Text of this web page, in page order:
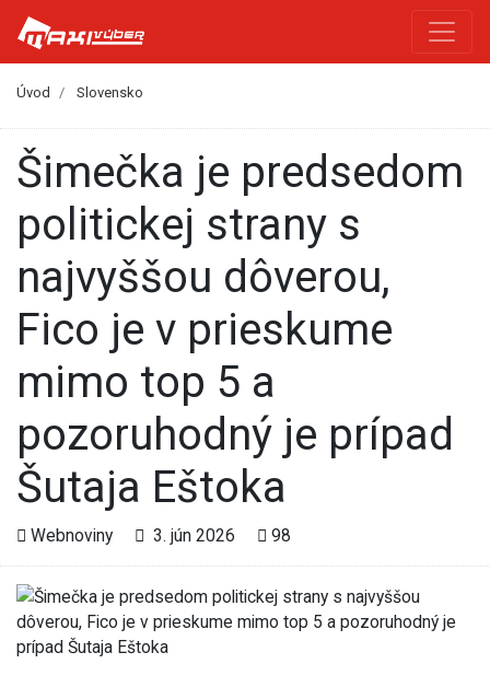
Úvod Slovensko
Šimečka je predsedom
politickej strany s
najvyššou dôverou,
Fico je v prieskume
mimo top 5 a
pozoruhodný je prípad
Šutaja Eštoka
Webnoviny 3. jún 2026 98